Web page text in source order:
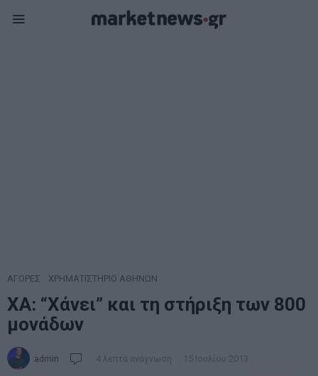
ΑΓΟΡΕΣ ΧΡΗΜΑΤΙΣΤΗΡΙΟ ΑΘΗΝΩΝ
ΧΑ: “Χάνει” και τη στήριξη των 800
μονάδων
admin 4 λεπτά ανάγνωση 15 Ιουλίου 2013